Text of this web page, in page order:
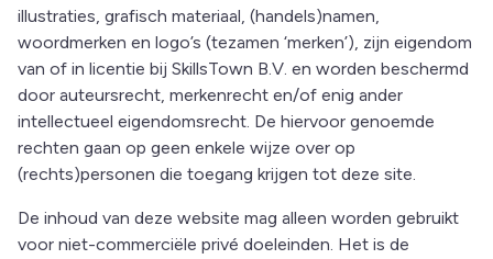
illustraties, grafisch materiaal, (handels)namen,
woordmerken en logo’s (tezamen ‘merken’), zijn eigendom
van of in licentie bij SkillsTown B.V. en worden beschermd
door auteursrecht, merkenrecht en/of enig ander
intellectueel eigendomsrecht. De hiervoor genoemde
rechten gaan op geen enkele wijze over op
(rechts)personen die toegang krijgen tot deze site.
De inhoud van deze website mag alleen worden gebruikt
voor niet-commerciële privé doeleinden. Het is de